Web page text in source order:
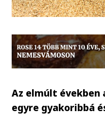
Az elmúlt években
egyre gyakoribbá